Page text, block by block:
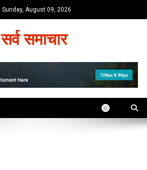
Sunday, August 09, 2026
सर्व समाचार